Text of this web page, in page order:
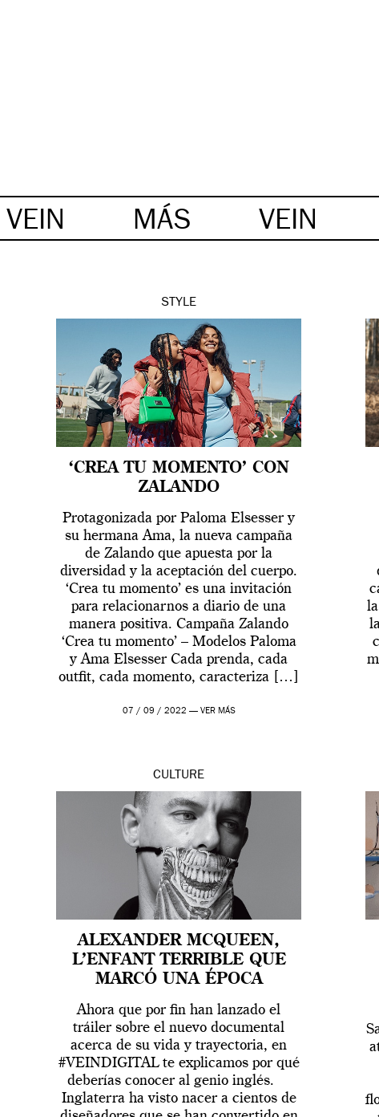
VEIN MÁS VEIN
STYLE
‘CREA TU MOMENTO’ CON
ZALANDO
Protagonizada por Paloma Elsesser y
su hermana Ama, la nueva campaña
de Zalando que apuesta por la
diversidad y la aceptación del cuerpo.
‘Crea tu momento’ es una invitación
para relacionarnos a diario de una
manera positiva. Campaña Zalando
‘Crea tu momento’ – Modelos Paloma
y Ama Elsesser Cada prenda, cada
outfit, cada momento, caracteriza […]
07 / 09 / 2022 — VER MÁS
CULTURE
ALEXANDER MCQUEEN,
L’ENFANT TERRIBLE QUE
MARCÓ UNA ÉPOCA
Ahora que por fin han lanzado el
tráiler sobre el nuevo documental
acerca de su vida y trayectoria, en
#VEINDIGITAL te explicamos por qué
deberías conocer al genio inglés.
Inglaterra ha visto nacer a cientos de